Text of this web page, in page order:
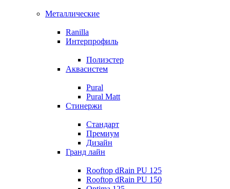
Металлические
Ranilla
Интерпрофиль
Полиэстер
Аквасистем
Pural
Pural Matt
Стинержи
Стандарт
Премиум
Дизайн
Гранд лайн
Rooftop dRain PU 125
Rooftop dRain PU 150